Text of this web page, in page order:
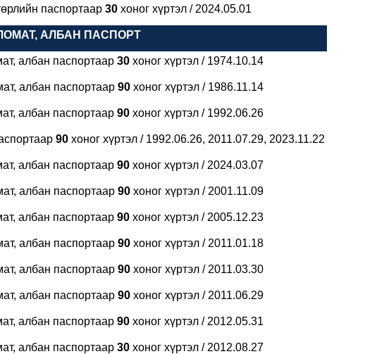
паспортаар 30 хоног хүртэл / 2024.05.01
АЛБАН ПАСПОРТ
албан паспортаар 30 хоног хүртэл / 1974.10.14
албан паспортаар 90хоног хүртэл / 1986.11.14
албан паспортаар 90 хоног хүртэл / 1992.06.26
90 хоног хүртэл / 1992.06.26, 2011.07.29, 2023.11.22
албан паспортаар 90 хоног хүртэл / 2024.03.07
албан паспортаар 90хоног хүртэл / 2001.11.09
албан паспортаар 90 хоног хүртэл / 2005.12.23
албан паспортаар 90хоног хүртэл / 2011.01.18
албан паспортаар 90хоног хүртэл / 2011.03.30
албан паспортаар 90хоног хүртэл / 2011.06.29
албан паспортаар 90 хоног хүртэл / 2012.05.31
албан паспортаар 30 хоног хүртэл / 2012.08.27